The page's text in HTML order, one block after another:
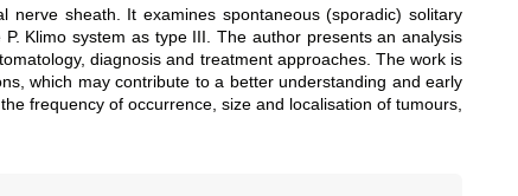
sheath. It examines spontaneous (sporadic) solitary
Klimo system as type III. The author presents an analysis
diagnosis and treatment approaches. The work is
which may contribute to a better understanding and early
frequency of occurrence, size and localisation of tumours,